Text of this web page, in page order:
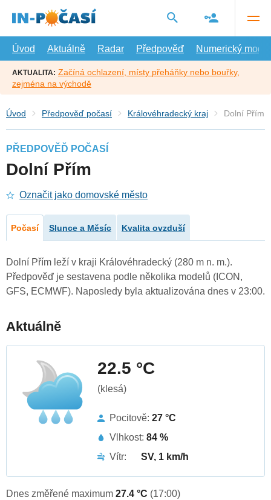
hlavní
Úvod
Aktuálně Radar Předpověď Numerický model
AKTUALITA: Začíná ochlazení, místy přeháňky nebo bouřky,
zejména na východě
Úvod Předpověď počasí Královéhradecký kraj Dolní Přím
PŘEDPOVĚĎ POČASÍ
Dolní Přím
Označit jako domovské město
Počasí Slunce a Měsíc Kvalita ovzduší
Dolní Přím leží v kraji Královéhradecký (280 m n. m.).
Předpověď je sestavena podle několika modelů (ICON,
GFS, ECMWF). Naposledy byla aktualizována dnes v 23:00.
Aktuálně
22.5 °C
(klesá)
Pocitově: 27 °C
Vlhkost: 84 %
Vítr:
SV, 1 km/h
Dnes změřené maximum 27.4 °C (17:00)